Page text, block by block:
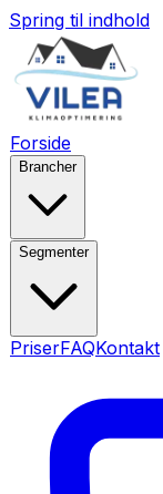
Spring til indhold
Forside
Brancher
Segmenter
PriserFAQKontakt